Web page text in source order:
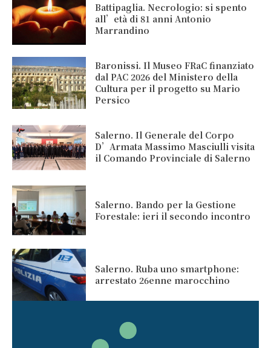
Battipaglia. Necrologio: si spento
all’età di 81 anni Antonio
Marrandino
Baronissi. Il Museo FRaC finanziato
dal PAC 2026 del Ministero della
Cultura per il progetto su Mario
Persico
Salerno. Il Generale del Corpo
D’Armata Massimo Masciulli visita
il Comando Provinciale di Salerno
Salerno. Bando per la Gestione
Forestale: ieri il secondo incontro
Salerno. Ruba uno smartphone:
arrestato 26enne marocchino